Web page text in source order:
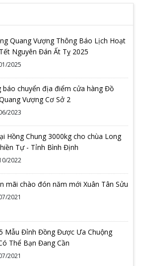
Quang Vượng Thông Báo Lịch Hoạt
Nguyên Đán Ất Tỵ 2025
2025
báo chuyển địa điểm cửa hàng Đồ
Vượng Cơ Sở 2
2023
Hồng Chung 3000kg cho chùa Long
Tự - Tỉnh Bình Định
2022
mãi chào đón năm mới Xuân Tân Sửu
2021
Mẫu Đỉnh Đồng Được Ưa Chuộng
Thể Bạn Đang Cần
2021